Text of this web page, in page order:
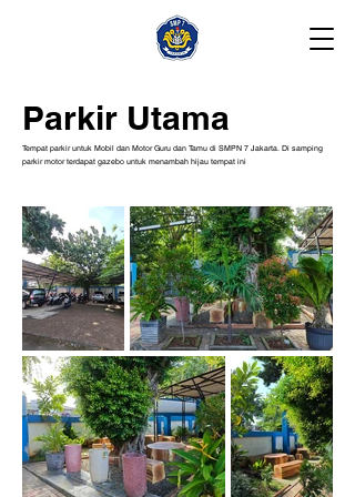
Parkir Utama
Tempat parkir untuk Mobil dan Motor Guru dan Tamu di SMPN 7 Jakarta. Di samping
parkir motor terdapat gazebo untuk menambah hijau tempat ini